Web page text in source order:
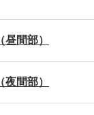
間部）
間部）